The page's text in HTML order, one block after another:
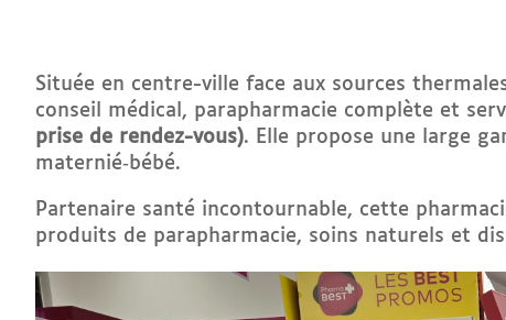
Située en centre-ville face aux sources
conseil médical, parapharmacie complète et
prise de rendez-vous). Elle propose une large
maternié‑bébé.
Partenaire santé incontournable, cette
produits de parapharmacie, soins naturels et